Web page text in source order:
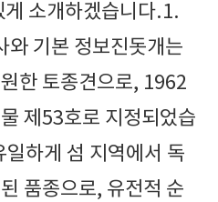
소개하겠습니다.1.
와 기본 정보진돗개는
한 토종견으로, 1962
제53호로 지정되었습
하게 섬 지역에서 독
품종으로, 유전적 순